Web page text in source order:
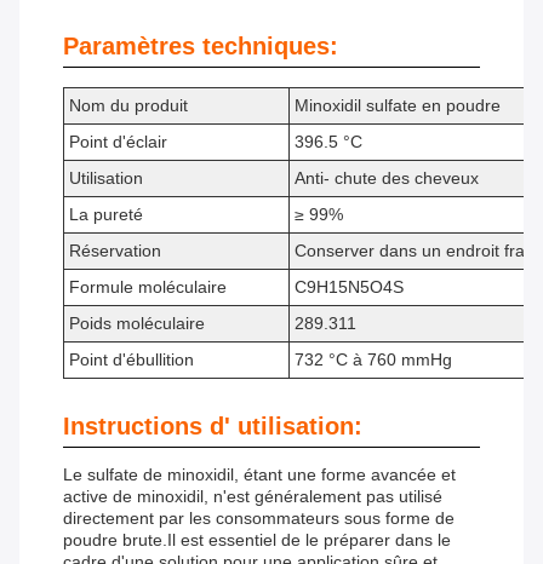
Paramètres techniques:
Nom du produit
Minoxidil sulfate en poudre
Point d'éclair
396.5 °C
Utilisation
Anti- chute des cheveux
La pureté
≥ 99%
Réservation
Conserver dans un endroit
Formule moléculaire
C9H15N5O4S
Poids moléculaire
289.311
Point d'ébullition
732 °C à 760 mmHg
Instructions d' utilisation:
Le sulfate de minoxidil, étant une forme avancée et
active de minoxidil, n'est généralement pas utilisé
directement par les consommateurs sous forme de
poudre brute.Il est essentiel de le préparer dans le